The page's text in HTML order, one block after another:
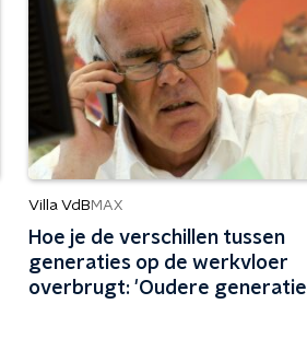
Villa VdB MAX
Hoe je de verschillen tussen
generaties op de werkvloer
overbrugt: 'Oudere generatie